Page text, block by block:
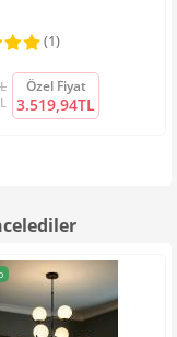
(1)
Özel Fiyat
3.519,94TL